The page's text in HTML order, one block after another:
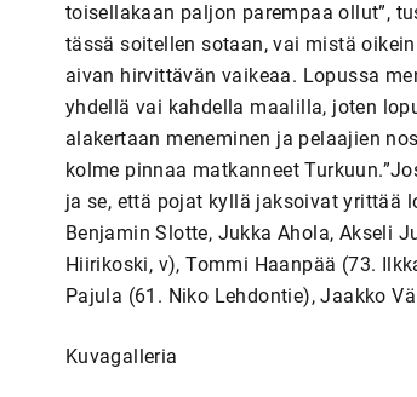
toisellakaan paljon parempaa ollut”,
tässä soitellen sotaan, vai mistä
aivan hirvittävän vaikeaa. Lopussa
yhdellä vai kahdella maalilla, joten
alakertaan meneminen ja pelaajien
kolme pinnaa matkanneet
ja se, että pojat kyllä jaksoivat yrittää
Benjamin Slotte, Jukka Ahola, Akseli
Hiirikoski, v), Tommi Haanpää (73.
Pajula (61. Niko Lehdontie), Jaakko
Kuvagalleria